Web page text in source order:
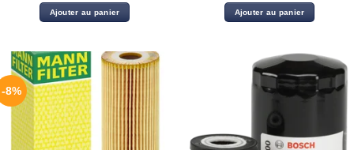
Ajouter au panier Ajouter au panier
-8%